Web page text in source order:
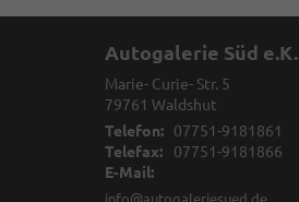
Autogalerie Süd e.K.
Marie- Curie- Str. 5
79761 Waldshut
Telefon:
07751-9181861
Telefax:
07751-9181866
E-Mail: